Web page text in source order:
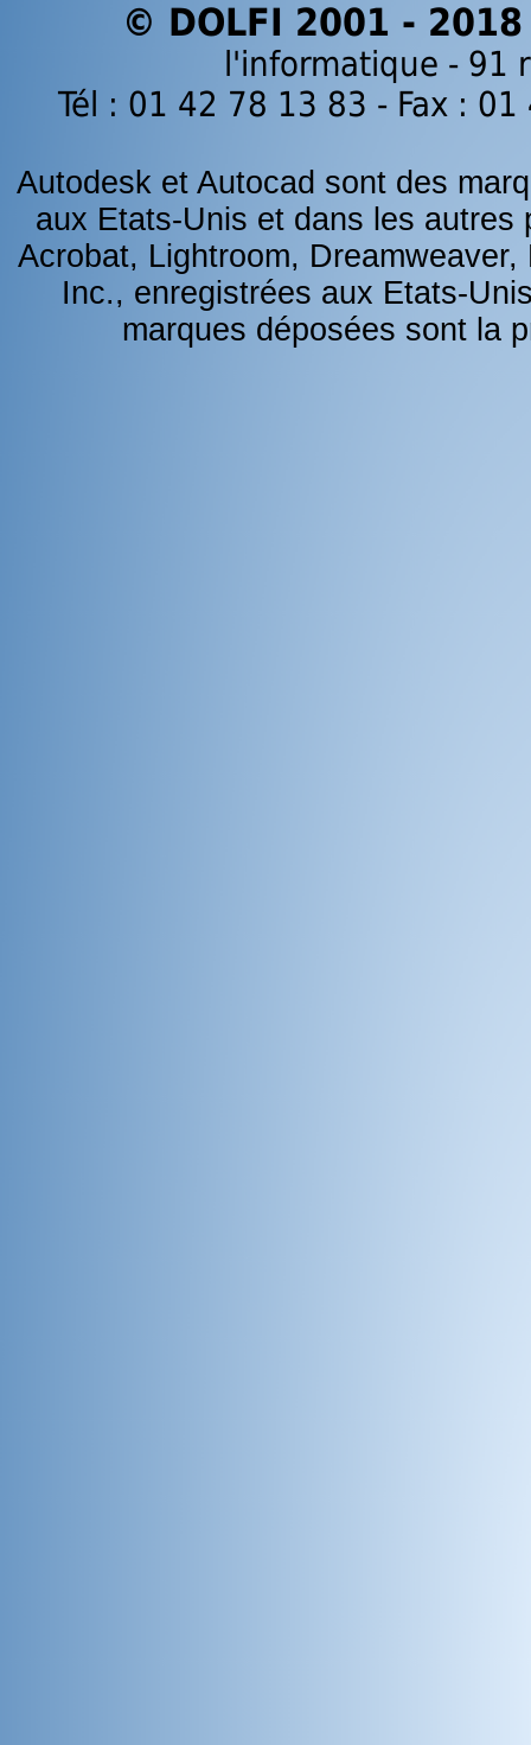
© DOLFI 2001 - 2018
l'informatique - 91
Tél : 01 42 78 13 83 - Fax :
Autodesk et Autocad sont des
aux Etats-Unis et dans les
Acrobat, Lightroom,
Inc., enregistrées aux Etats-
marques déposées sont la